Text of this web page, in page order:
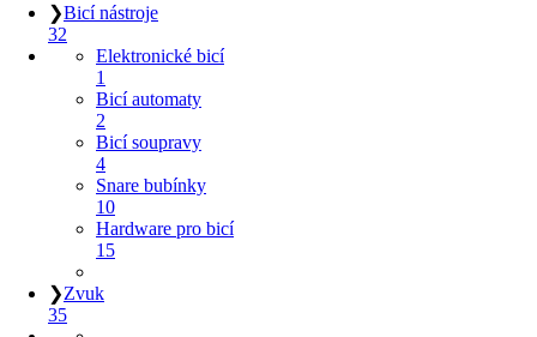
❯Bicí nástroje
32
Elektronické bicí
1
Bicí automaty
2
Bicí soupravy
4
Snare bubínky
10
Hardware pro bicí
15
❯Zvuk
35